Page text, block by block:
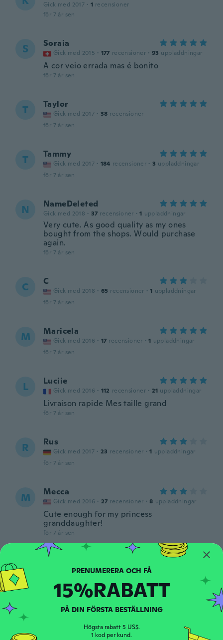
Gick med 2017 · 1 recensioner
för 7 år sen
S Soraia
Gick med 2015 · 177 recensioner · 93 uppladdningar
A cor veio errada mas é bonito
för 7 år sen
T Taylor
Gick med 2017 · 38 recensioner
för 7 år sen
T Tammy
Gick med 2017 · 184 recensioner · 3 uppladdningar
för 7 år sen
N NameDeleted
Gick med 2018 · 37 recensioner · 1 uppladdningar
Very cute. As good quality as my ones
bought from the shops. Would purchase
again.
för 7 år sen
C C
Gick med 2018 · 65 recensioner · 1 uppladdningar
för 7 år sen
M Maricela
Gick med 2016 · 17 recensioner · 1 uppladdningar
för 7 år sen
L Luciie
Gick med 2016 · 112 recensioner · 21 uppladdningar
Livraison rapide Mes taille grand
för 7 år sen
R Rus
Gick med 2017 · 23 recensioner · 1 uppladdningar
för 7 år sen
M Mecca
Gick med 2016 · 27 recensioner · 8 uppladdningar
Cute enough for my princess
granddaughter!
för 7 år sen
M Gick med 2018 · 13 recensioner
Je n'ai pas reçu la bonne couleur
för 7 år sen
Gick med 2016 72
recensioner
PRENUMERERA OCH FÅ
15%RABATT
PÅ DIN FÖRSTA BESTÄLLNING
Högsta rabatt 5 US$.
1 kod per kund.